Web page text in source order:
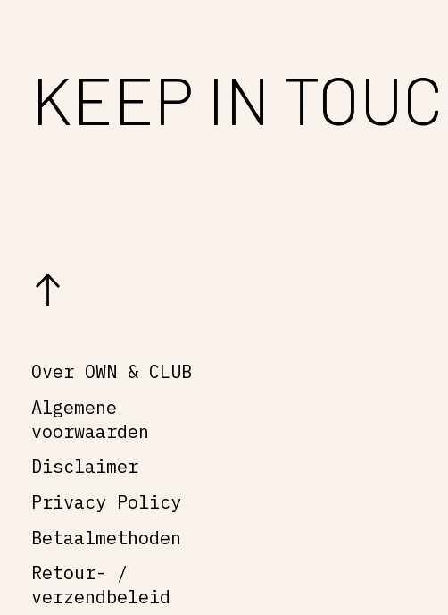
KEEP IN
Over OWN & CLUB
Algemene
voorwaarden
Disclaimer
Privacy Policy
Betaalmethoden
Retour- /
verzendbeleid